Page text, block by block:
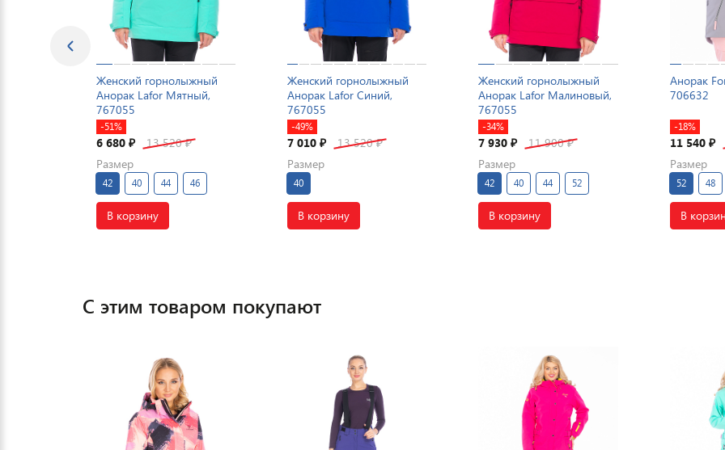
Женский горнолыжный
Анорак Lafor Мятный,
767055
-51%
6 680 ₽ 13 520₽
Размер
42 40 44 46
В корзину
Женский горнолыжный
Анорак Lafor Синий,
767055
-49%
7 010₽ 13 520₽
Размер
40
В корзину
Женский горнолыжный
Анорак Lafor Малиновый,
767055
-34%
7 930₽ 11 900₽
Размер
42 40 44 52
В корзину
Анорак
706632
-18%
11 540 ₽
Размер
52 48
В
С этим товаром покупают